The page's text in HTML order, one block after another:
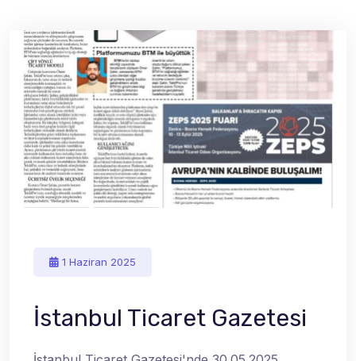
1 Haziran 2025
İstanbul Ticaret Gazetesi